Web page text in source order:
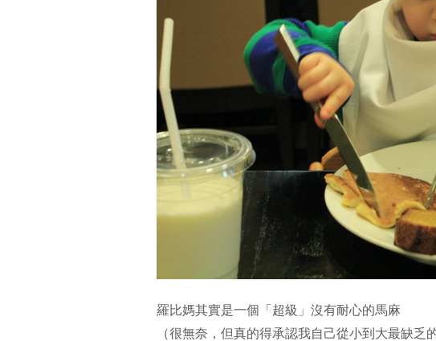
羅比媽其實是一個「超級」沒有耐心的馬麻
（很無奈，但真的得承認我自己從小到大最缺乏